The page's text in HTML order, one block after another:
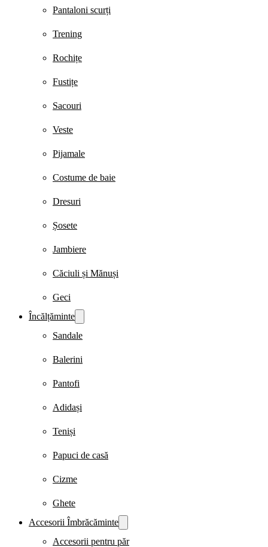
Pantaloni scurți
Trening
Rochițe
Fustițe
Sacouri
Veste
Pijamale
Costume de baie
Dresuri
Șosete
Jambiere
Căciuli și Mănuși
Geci
Încălțăminte
Sandale
Balerini
Pantofi
Adidași
Teniși
Papuci de casă
Cizme
Ghete
Accesorii Îmbrăcăminte
Accesorii pentru păr